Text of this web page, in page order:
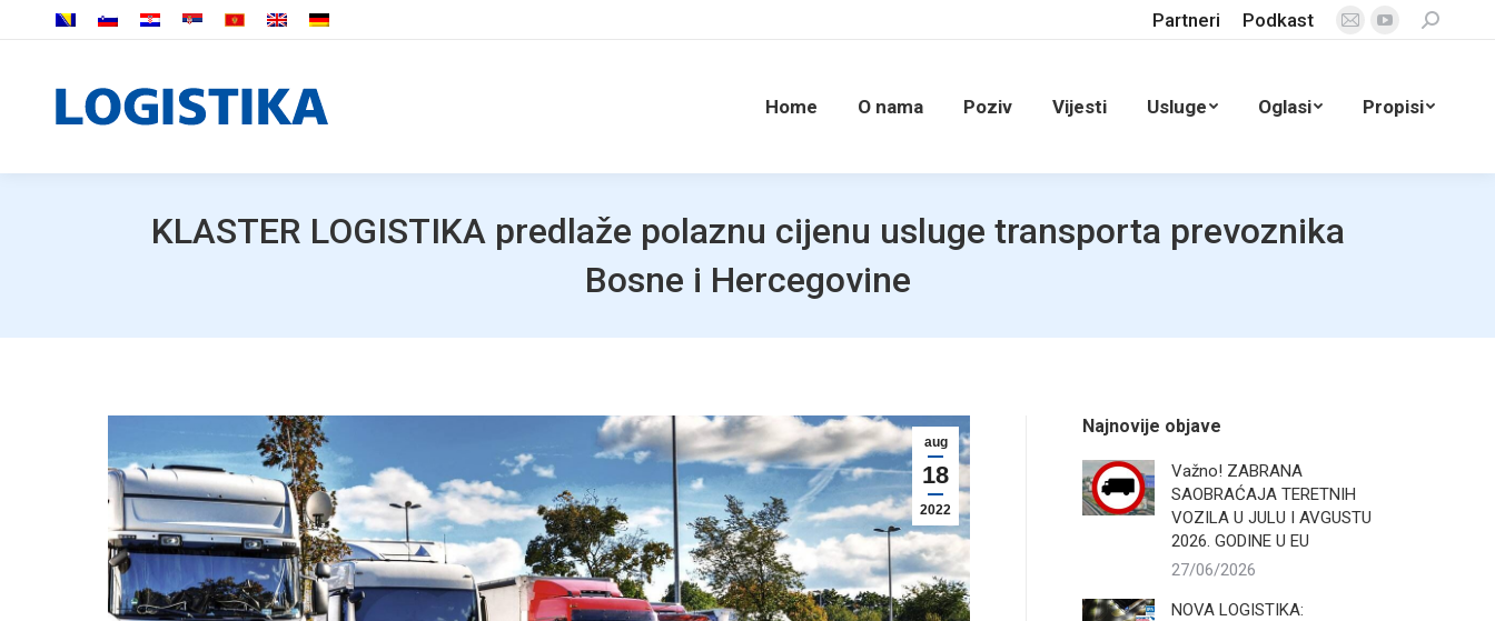
Partneri Podkast
Mail
window
YouTube
in
window
Search:
Home O nama Poziv Vijesti Usluge Oglasi Propisi
KLASTER LOGISTIKA predlaže polaznu cijenu usluge transporta prevoznika
Bosne i Hercegovine
aug
18
2022
Najnovije objave
Važno! ZABRANA
SAOBRAĆAJA TERETNIH
VOZILA U JULU I AVGUSTU
2026. GODINE U EU
27/06/2026
NOVA LOGISTIKA: